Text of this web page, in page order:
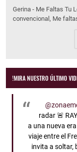
Gerina - Me Faltas Tu
convencional, Me
!MIRA NUESTRO ÚLTIMO
radar 🚨
a una nueva
viaje entre el
invita a soltar,